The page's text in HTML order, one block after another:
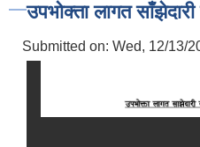
उपभोक्ता लागत
Submitted on: Wed, 12/13/